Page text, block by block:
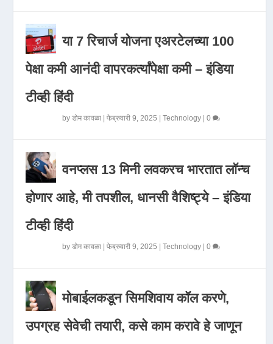
या 7 रिचार्ज योजना एअरटेलच्या 100
पेक्षा कमी आनंदी वापरकर्त्यांपेक्षा कमी – इंडिया
टीव्ही हिंदी
byडोम कावळा |फेब्रुवारी 9, 2025 |Technology |0
वनप्लस 13 मिनी लवकरच भारतात लॉन्च
होणार आहे, मी तपशील, धानसी वैशिष्ट्ये – इंडिया
टीव्ही हिंदी
byडोम कावळा |फेब्रुवारी 9, 2025 |Technology |0
मोबाईलकडून सिमशिवाय कॉल करणे,
उपग्रह सेवेची तयारी, कसे काम करावे हे जाणून